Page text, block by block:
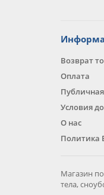
Возврат
Оплата
Условия
О нас
Политика
Магазин
тела,